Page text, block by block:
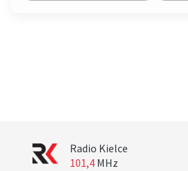
Radio Kielce
101,4 MHz